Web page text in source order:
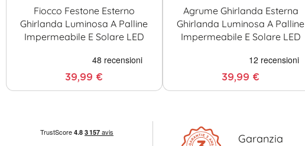
Fiocco Festone Esterno
Ghirlanda Luminosa A Palline
Impermeabile E Solare LED
39,99 €
Agrume Ghirlanda Esterna
Ghirlanda Luminosa A Palline
Impermeabile E Solare LED
39,99 €
Garanzia